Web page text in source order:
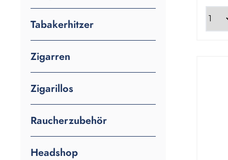
Tabakerhitzer
Zigarren
Zigarillos
Raucherzubehör
Headshop